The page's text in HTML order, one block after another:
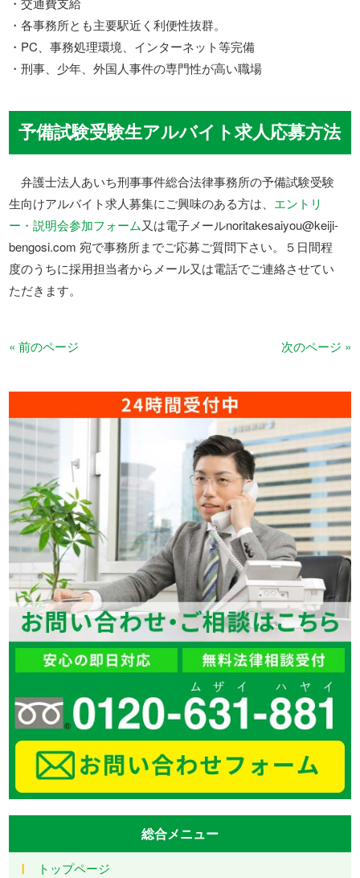
・各事務所とも主要駅近く利便性抜群。
・PC、事務処理環境、インターネット等完備
・刑事、少年、外国人事件の専門性が高い職場
予備試験受験生アルバイト求人応募方法
弁護士法人あいち刑事事件総合法律事務所の予備試験受験
生向けアルバイト求人募集にご興味のある方は、 エントリ
ー・説明会参加フォーム又は電子メールnoritakesaiyou@keiji-
bengosi.com 宛で事務所までご応募ご質問下さい。５日間程
度のうちに採用担当者からメール又は電話でご連絡させてい
ただきます。
« 前のページ 次のページ »
総合メニュー
トップページ